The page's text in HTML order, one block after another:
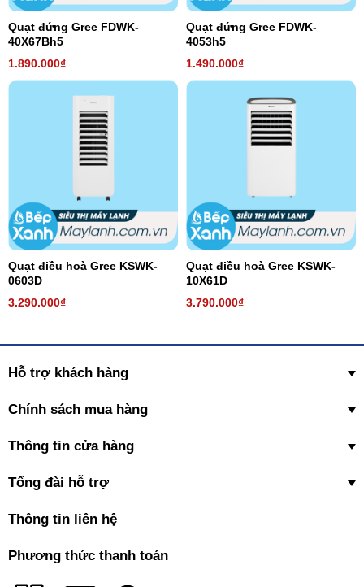
Quạt đứng Gree FDWK-
40X67Bh5
1.890.000₫
Quạt đứng Gree FDWK-
4053h5
1.490.000₫
Quạt điều hoà Gree KSWK-
0603D
3.290.000₫
Quạt điều hoà Gree KSWK-
10X61D
3.790.000₫
Hỗ trợ khách hàng
Chính sách mua hàng
Thông tin cửa hàng
Tổng đài hỗ trợ
Thông tin liên hệ
Phương thức thanh toán